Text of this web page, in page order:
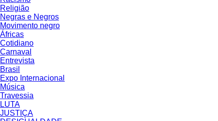
Religião
Negras e Negros
Movimento negro
Áfricas
Cotidiano
Carnaval
Entrevista
Brasil
Expo Internacional
Música
Travessia
LUTA
JUSTIÇA